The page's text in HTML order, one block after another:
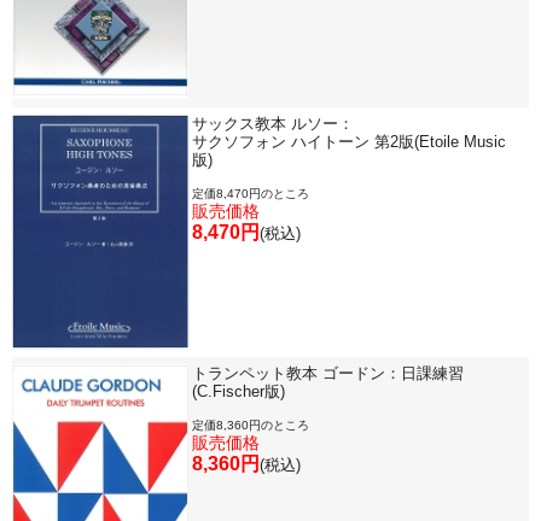
サックス教本 ルソー：
サクソフォン ハイトーン 第2版(Etoile Music
版)
定価8,470円のところ
販売価格
8,470円 (税込)
トランペット教本 ゴードン：日課練習
(C.Fischer版)
定価8,360円のところ
販売価格
8,360円 (税込)